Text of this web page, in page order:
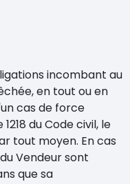
incombant au
en tout ou en
cas de force
du Code civil, le
tout moyen. En cas
Vendeur sont
que sa